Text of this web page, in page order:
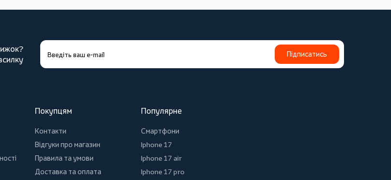
Підписатись
Покупцям
Контакти
Відгуки про магазин
Правила та умови
Доставка та оплата
Популярне
Смартфони
Iphone 17
Iphone 17 air
Iphone 17 pro